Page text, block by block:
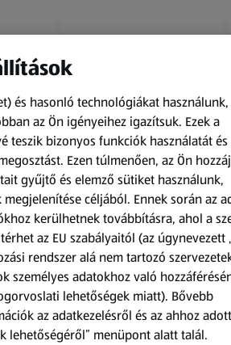
8
Amíg a készlet tart
XXL
O.B.
Procomfort tampon,
64 darab
64 darabonként
(59,36 Ft/1 darabonként)
3 799,00 Ft
és hasonló technológiákat
az Ön igényeihez igazítsuk. Ezek a
teszik bizonyos funkciók használatát és
Ezen túlmenően, az Ön
gyűjtő és elemző sütiket használunk,
céljából. Ennek során az
kerülhetnek továbbításra, ahol a
az EU szabályaitól (az úgynevezett
rendszer alá nem tartozó
személyes adatokhoz való
lehetőségek miatt). Bővebb
az adatkezelésről és az ahhoz adott
lehetőségéről” menüpont alatt talál.